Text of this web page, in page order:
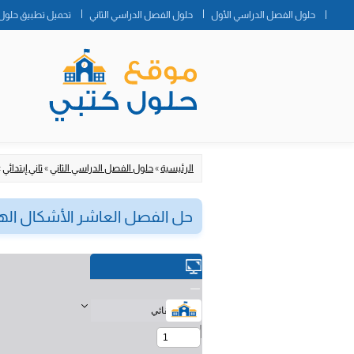
حلول الفصل الدراسي الأول حلول الفصل الدراسي الثاني تحميل تطبيق
الرئيسية»حلول الفصل الدراسي الثاني»ثاني إبتدائي
حل الفصل العاشر الأشكال